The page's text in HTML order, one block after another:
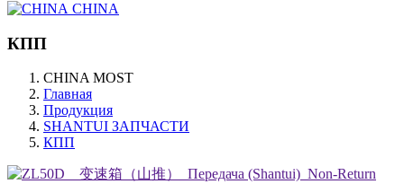
CHINA
КПП
CHINA MOST
Главная
Продукция
SHANTUI ЗАПЧАСТИ
КПП